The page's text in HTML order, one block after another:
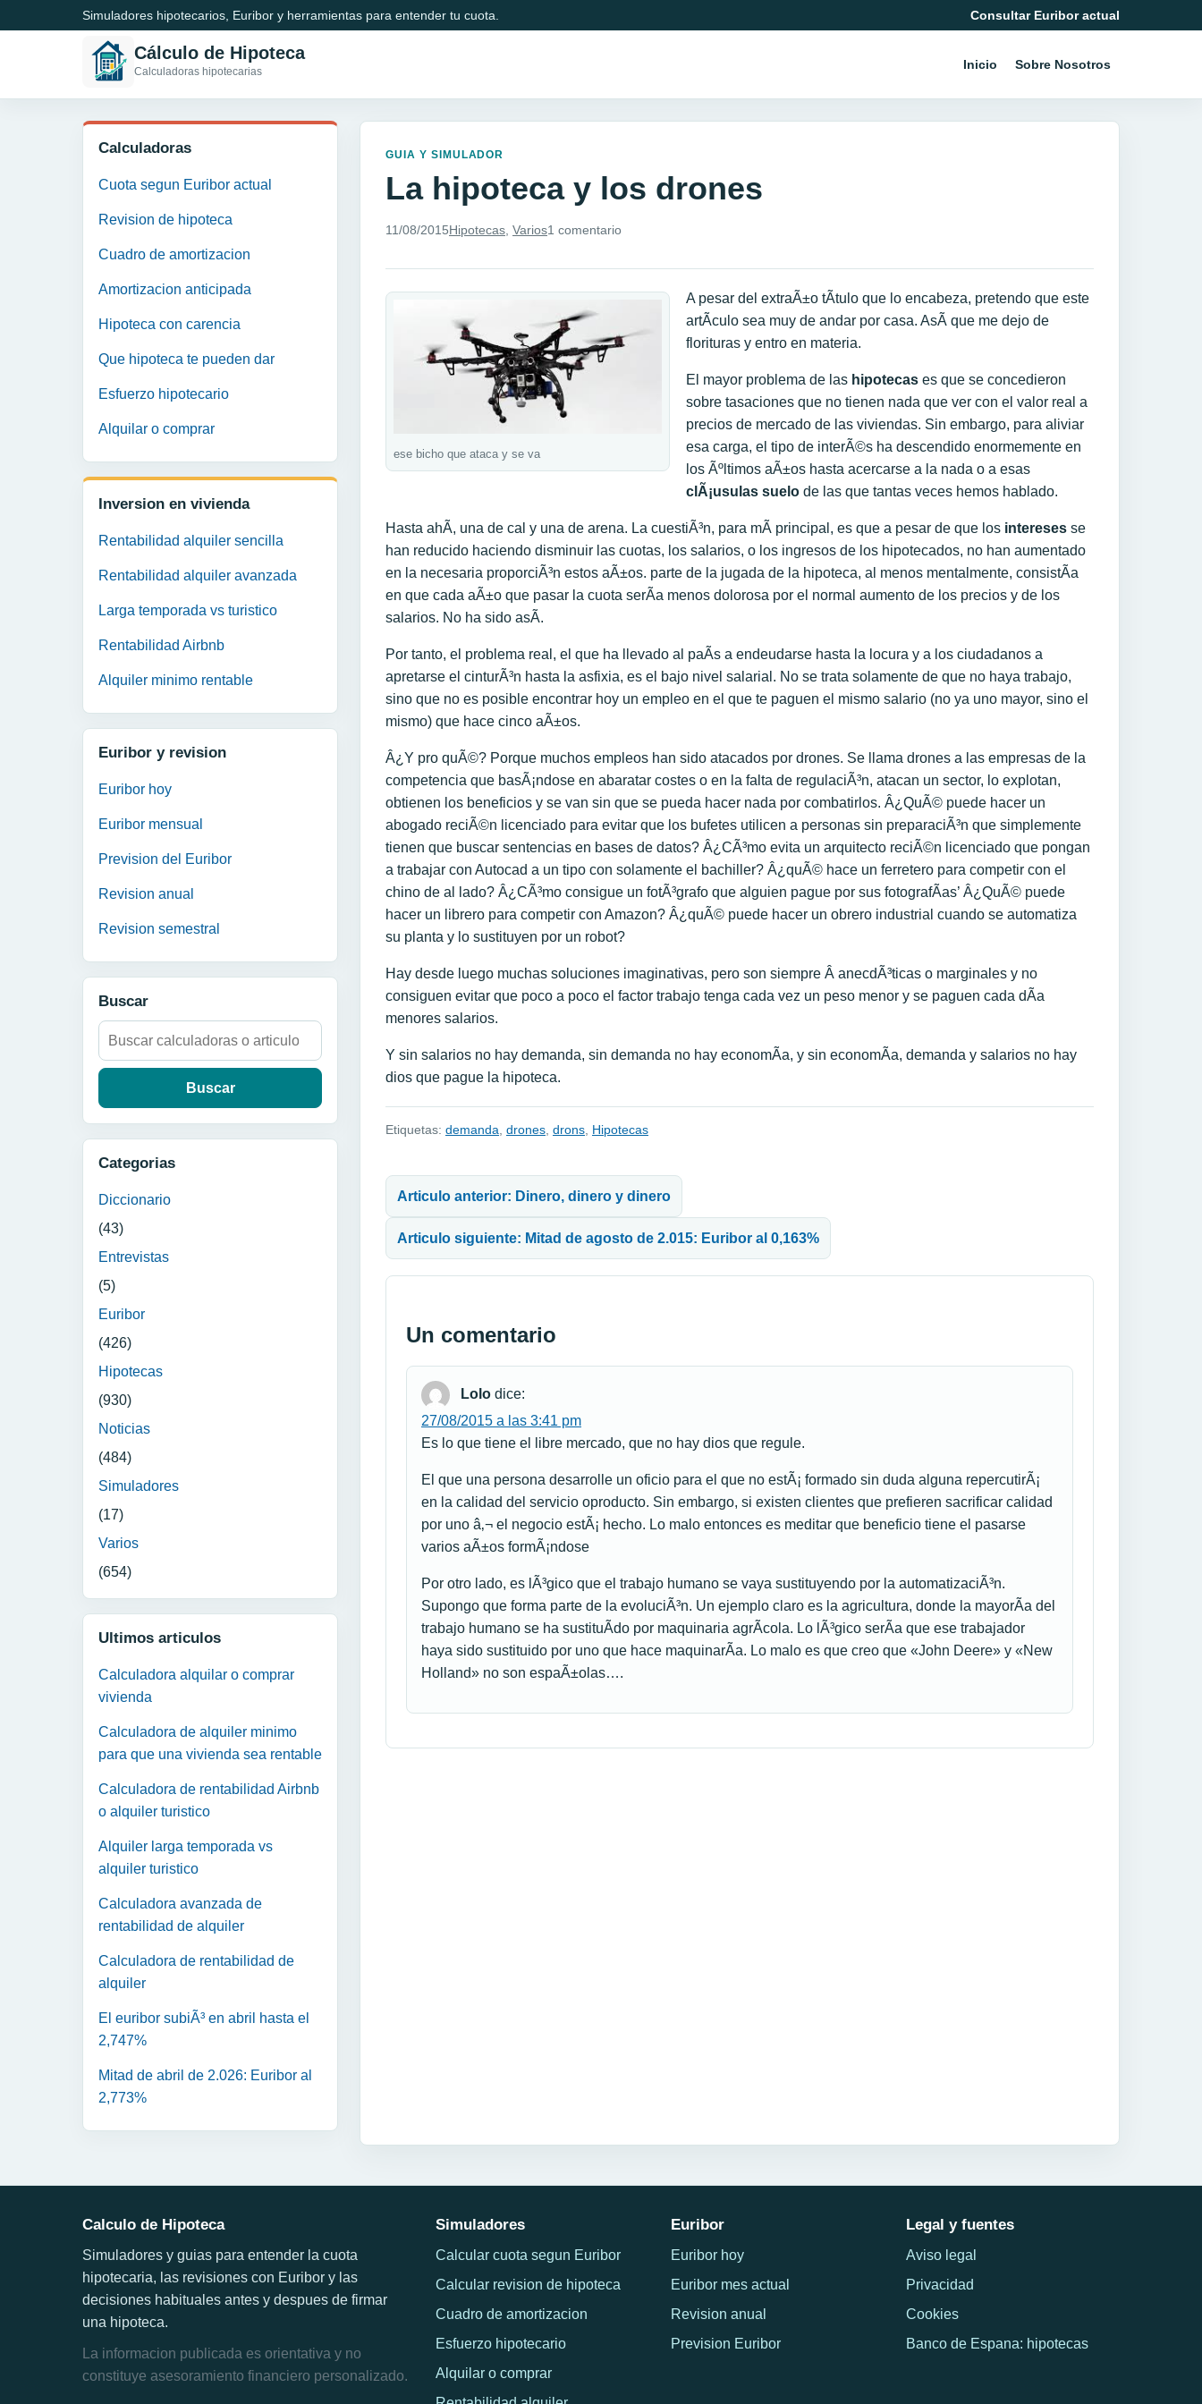
Simuladores hipotecarios, Euribor y herramientas para entender tu cuota. Consultar Euribor actual
Cálculo de Hipoteca
Calculadoras hipotecarias Inicio Sobre Nosotros
Calculadoras
Cuota segun Euribor actual
Revision de hipoteca
Cuadro de amortizacion
Amortizacion anticipada
Hipoteca con carencia
Que hipoteca te pueden dar
Esfuerzo hipotecario
Alquilar o comprar
Inversion en vivienda
Rentabilidad alquiler sencilla
Rentabilidad alquiler avanzada
Larga temporada vs turistico
Rentabilidad Airbnb
Alquiler minimo rentable
Euribor y revision
Euribor hoy
Euribor mensual
Prevision del Euribor
Revision anual
Revision semestral
Buscar
Buscar:
Categorias
Diccionario
(43)
Entrevistas
(5)
Euribor
(426)
Hipotecas
(930)
Noticias
(484)
Simuladores
(17)
Varios
(654)
Ultimos articulos
Calculadora alquilar o comprar
vivienda
Calculadora de alquiler minimo
para que una vivienda sea rentable
Calculadora de rentabilidad Airbnb
o alquiler turistico
Alquiler larga temporada vs
alquiler turistico
Calculadora avanzada de
rentabilidad de alquiler
Calculadora de rentabilidad de
alquiler
El euribor subiÃ³ en abril hasta el
2,747%
Mitad de abril de 2.026: Euribor al
2,773%
GUIA Y SIMULADOR
La hipoteca y los drones
11/08/2015Hipotecas Varios1 comentario
ese bicho que ataca y se va
A pesar del extraÃ±o tÃ­tulo que lo encabeza, pretendo que este
artÃ­culo sea muy de andar por casa. AsÃ­ que me dejo de
florituras y entro en materia.
El mayor problema de las hipotecas es que se concedieron
sobre tasaciones que no tienen nada que ver con el valor real a
precios de mercado de las viviendas. Sin embargo, para aliviar
esa carga, el tipo de interÃ©s ha descendido enormemente en
los Ãºltimos aÃ±os hasta acercarse a la nada o a esas
clÃ¡usulas suelo de las que tantas veces hemos hablado.
Hasta ahÃ­, una de cal y una de arena. La cuestiÃ³n, para mÃ­ principal, es que a pesar de que los intereses se
han reducido haciendo disminuir las cuotas, los salarios, o los ingresos de los hipotecados, no han aumentado
en la necesaria proporciÃ³n estos aÃ±os. parte de la jugada de la hipoteca, al menos mentalmente, consistÃ­a
en que cada aÃ±o que pasar la cuota serÃ­a menos dolorosa por el normal aumento de los precios y de los
salarios. No ha sido asÃ­.
Por tanto, el problema real, el que ha llevado al paÃ­s a endeudarse hasta la locura y a los ciudadanos a
apretarse el cinturÃ³n hasta la asfixia, es el bajo nivel salarial. No se trata solamente de que no haya trabajo,
sino que no es posible encontrar hoy un empleo en el que te paguen el mismo salario (no ya uno mayor, sino el
mismo) que hace cinco aÃ±os.
Â¿Y pro quÃ©? Porque muchos empleos han sido atacados por drones. Se llama drones a las empresas de la
competencia que basÃ¡ndose en abaratar costes o en la falta de regulaciÃ³n, atacan un sector, lo explotan,
obtienen los beneficios y se van sin que se pueda hacer nada por combatirlos. Â¿QuÃ© puede hacer un
abogado reciÃ©n licenciado para evitar que los bufetes utilicen a personas sin preparaciÃ³n que simplemente
tienen que buscar sentencias en bases de datos? Â¿CÃ³mo evita un arquitecto reciÃ©n licenciado que pongan
a trabajar con Autocad a un tipo con solamente el bachiller? Â¿quÃ© hace un ferretero para competir con el
chino de al lado? Â¿CÃ³mo consigue un fotÃ³grafo que alguien pague por sus fotografÃ­as’ Â¿QuÃ© puede
hacer un librero para competir con Amazon? Â¿quÃ© puede hacer un obrero industrial cuando se automatiza
su planta y lo sustituyen por un robot?
Hay desde luego muchas soluciones imaginativas, pero son siempre Â anecdÃ³ticas o marginales y no
consiguen evitar que poco a poco el factor trabajo tenga cada vez un peso menor y se paguen cada dÃ­a
menores salarios.
Y sin salarios no hay demanda, sin demanda no hay economÃ­a, y sin economÃ­a, demanda y salarios no hay
dios que pague la hipoteca.
Etiquetas: demanda drones drons Hipotecas
Articulo anterior: Dinero, dinero y dinero
Articulo siguiente: Mitad de agosto de 2.015: Euribor al 0,163%
Un comentario
Lolo dice:
27/08/2015 a las 3:41 pm
Es lo que tiene el libre mercado, que no hay dios que regule.
El que una persona desarrolle un oficio para el que no estÃ¡ formado sin duda alguna repercutirÃ¡
en la calidad del servicio oproducto. Sin embargo, si existen clientes que prefieren sacrificar calidad
por uno â‚¬ el negocio estÃ¡ hecho. Lo malo entonces es meditar que beneficio tiene el pasarse
varios aÃ±os formÃ¡ndose
Por otro lado, es lÃ³gico que el trabajo humano se vaya sustituyendo por la automatizaciÃ³n.
Supongo que forma parte de la evoluciÃ³n. Un ejemplo claro es la agricultura, donde la mayorÃ­a del
trabajo humano se ha sustituÃ­do por maquinaria agrÃ­cola. Lo lÃ³gico serÃ­a que ese trabajador
haya sido sustituido por uno que hace maquinarÃ­a. Lo malo es que creo que «John Deere» y «New
Holland» no son espaÃ±olas….
Calculo de Hipoteca
Simuladores y guias para entender la cuota
hipotecaria, las revisiones con Euribor y las
decisiones habituales antes y despues de firmar
una hipoteca.
La informacion publicada es orientativa y no
constituye asesoramiento financiero personalizado.
Simuladores
Calcular cuota segun Euribor
Calcular revision de hipoteca
Cuadro de amortizacion
Esfuerzo hipotecario
Alquilar o comprar
Euribor
Euribor hoy
Euribor mes actual
Revision anual
Prevision Euribor
Legal y fuentes
Aviso legal
Privacidad
Cookies
Banco de Espana: hipotecas